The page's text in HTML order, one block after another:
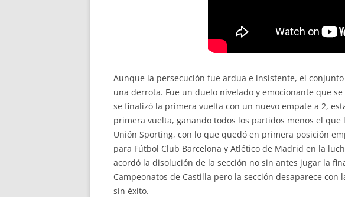
Aunque la persecución fue ardua e insistente, el
una derrota. Fue un duelo nivelado y emocionante que
se finalizó la primera vuelta con un nuevo empate a 2,
primera vuelta, ganando todos los partidos menos el
Unión Sporting, con lo que quedó en primera posición
para Fútbol Club Barcelona y Atlético de Madrid en la
acordó la disolución de la sección no sin antes jugar la
Campeonatos de Castilla pero la sección desaparece
sin éxito.